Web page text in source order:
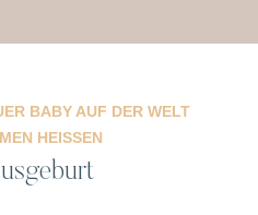
BABY AUF DER WELT
HEISSEN